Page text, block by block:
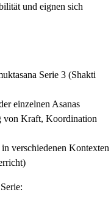
und eignen sich
Serie 3 (Shakti
einzelnen Asanas
von Kraft, Koordination
verschiedenen Kontexten